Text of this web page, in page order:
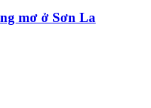
mơ ở Sơn La